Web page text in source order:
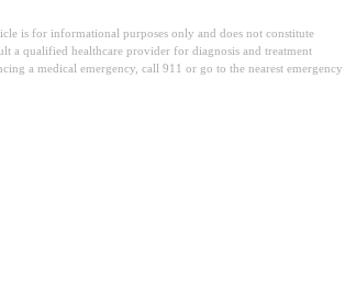
is for informational purposes only and does not constitute
a qualified healthcare provider for diagnosis and treatment
a medical emergency, call 911 or go to the nearest emergency